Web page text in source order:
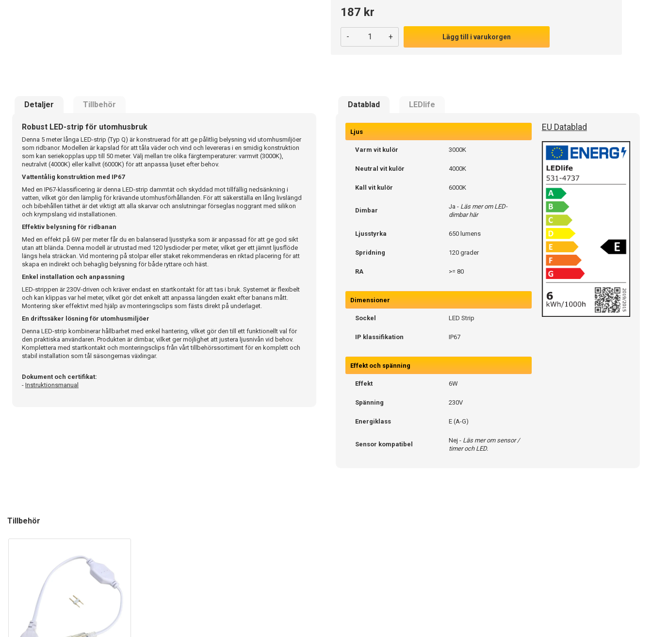
187 kr
- + Lägg till i varukorgen
Detaljer Tillbehör Datablad LEDlife
Robust LED-strip för utomhusbruk
Denna 5 meter långa LED-strip (Typ Q) är konstruerad för att ge pålitlig belysning vid utomhusmiljöer
som ridbanor. Modellen är kapslad för att tåla väder och vind och levereras i en smidig konstruktion
som kan seriekopplas upp till 50 meter. Välj mellan tre olika färgtemperaturer: varmvit (3000K),
neutralvit (4000K) eller kallvit (6000K) för att anpassa ljuset efter behov.
Vattentålig konstruktion med IP67
Med en IP67-klassificering är denna LED-strip dammtät och skyddad mot tillfällig nedsänkning i
vatten, vilket gör den lämplig för krävande utomhusförhållanden. För att säkerställa en lång livslängd
och bibehållen täthet är det viktigt att alla skarvar och anslutningar förseglas noggrant med silikon
och krympslang vid installationen.
Effektiv belysning för ridbanan
Med en effekt på 6W per meter får du en balanserad ljusstyrka som är anpassad för att ge god sikt
utan att blända. Denna modell är utrustad med 120 lysdioder per meter, vilket ger ett jämnt ljusflöde
längs hela sträckan. Vid montering på stolpar eller staket rekommenderas en riktad placering för att
skapa en indirekt och behaglig belysning för både ryttare och häst.
Enkel installation och anpassning
LED-strippen är 230V-driven och kräver endast en startkontakt för att tas i bruk. Systemet är flexibelt
och kan klippas var hel meter, vilket gör det enkelt att anpassa längden exakt efter banans mått.
Montering sker effektivt med hjälp av monteringsclips som fästs direkt på underlaget.
En driftssäker lösning för utomhusmiljöer
Denna LED-strip kombinerar hållbarhet med enkel hantering, vilket gör den till ett funktionellt val för
den praktiska användaren. Produkten är dimbar, vilket ger möjlighet att justera ljusnivån vid behov.
Komplettera med startkontakt och monteringsclips från vårt tillbehörssortiment för en komplett och
stabil installation som tål säsongernas växlingar.
Dokument och certifikat:
- Instruktionsmanual
Ljus
Varm vit kulör 3000K
Neutral vit kulör 4000K
Kall vit kulör 6000K
Dimbar
Ja - Läs mer om LED-
dimbar här
Ljusstyrka 650 lumens
Spridning 120 grader
RA >= 80
Dimensioner
Sockel LED Strip
IP klassifikation IP67
Effekt och spänning
Effekt 6W
Spänning 230V
Energiklass E (A-G)
Sensor kompatibel
Nej - Läs mer om sensor /
timer och LED.
EU Datablad
Tillbehör